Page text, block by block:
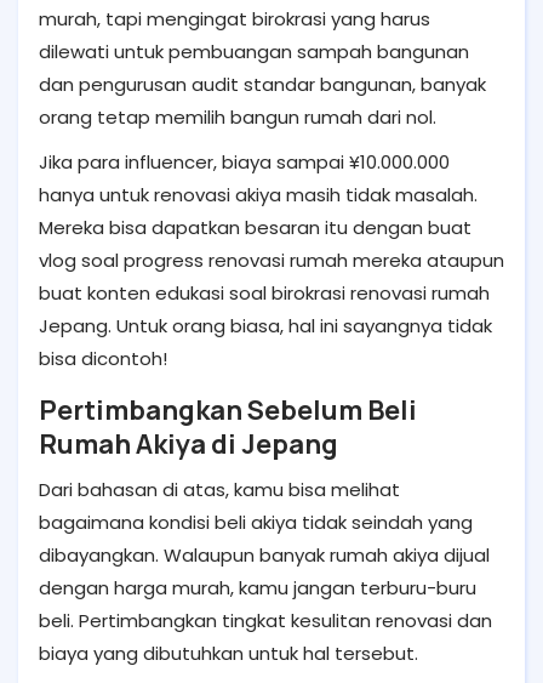
murah, tapi mengingat birokrasi yang harus
dilewati untuk pembuangan sampah bangunan
dan pengurusan audit standar bangunan, banyak
orang tetap memilih bangun rumah dari nol.
Jika para influencer, biaya sampai ¥10.000.000
hanya untuk renovasi akiya masih tidak masalah.
Mereka bisa dapatkan besaran itu dengan buat
vlog soal progress renovasi rumah mereka ataupun
buat konten edukasi soal birokrasi renovasi rumah
Jepang. Untuk orang biasa, hal ini sayangnya tidak
bisa dicontoh!
Pertimbangkan Sebelum Beli
Rumah Akiya di Jepang
Dari bahasan di atas, kamu bisa melihat
bagaimana kondisi beli akiya tidak seindah yang
dibayangkan. Walaupun banyak rumah akiya dijual
dengan harga murah, kamu jangan terburu-buru
beli. Pertimbangkan tingkat kesulitan renovasi dan
biaya yang dibutuhkan untuk hal tersebut.